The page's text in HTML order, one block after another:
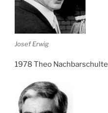
Josef Erwig
1978 Theo Nachbarschulte